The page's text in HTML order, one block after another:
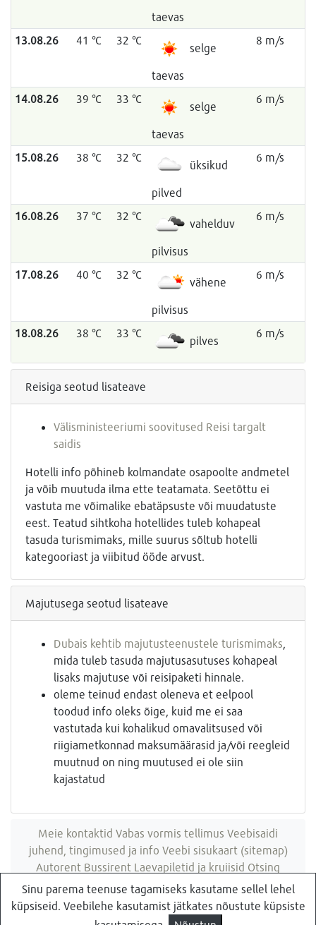
taevas
13.08.26 41 °C 32 °C
selge
taevas
8 m/s
14.08.26 39 °C 33 °C
selge
taevas
6 m/s
15.08.26 38 °C 32 °C
üksikud
pilved
6 m/s
16.08.26 37 °C 32 °C
vahelduv
pilvisus
6 m/s
17.08.26 40 °C 32 °C
vähene
pilvisus
6 m/s
18.08.26 38 °C 33 °C
pilves
6 m/s
Reisiga seotud lisateave
Välisministeeriumi soovitused Reisi targalt
saidis
Hotelli info põhineb kolmandate osapoolte andmetel
ja võib muutuda ilma ette teatamata. Seetõttu ei
vastuta me võimalike ebatäpsuste või muudatuste
eest. Teatud sihtkoha hotellides tuleb kohapeal
tasuda turismimaks, mille suurus sõltub hotelli
kategooriast ja viibitud ööde arvust.
Majutusega seotud lisateave
Dubais kehtib majutusteenustele turismimaks,
mida tuleb tasuda majutusasutuses kohapeal
lisaks majutuse või reisipaketi hinnale.
oleme teinud endast oleneva et eelpool
toodud info oleks õige, kuid me ei saa
vastutada kui kohalikud omavalitsused või
riigiametkonnad maksumäärasid ja/või reegleid
muutnud on ning muutused ei ole siin
kajastatud
Küsi pakkumist
Meie kontaktid Vabas vormis tellimus Veebisaidi
juhend, tingimused ja info Veebi sisukaart (sitemap)
Autorent Bussirent Laevapiletid ja kruiisid Otsing
veebisaidist
Reisibüroo Reisiekspert, Roosikrantsi 8B Tallinn, Eesti
Sinu parema teenuse tagamiseks kasutame sellel lehel
küpsiseid. Veebilehe kasutamist jätkates nõustute küpsiste